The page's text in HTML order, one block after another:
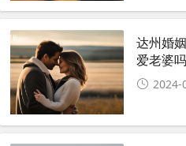
达州婚
爱老婆
2024-